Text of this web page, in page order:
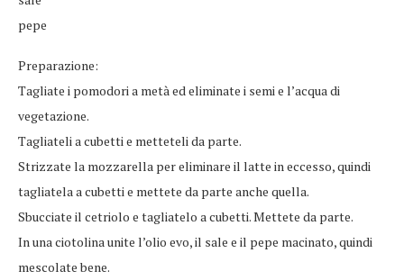
pepe
Preparazione:
Tagliate i pomodori a metà ed eliminate i semi e l’acqua di
vegetazione.
Tagliateli a cubetti e metteteli da parte.
Strizzate la mozzarella per eliminare il latte in eccesso, quindi
tagliatela a cubetti e mettete da parte anche quella.
Sbucciate il cetriolo e tagliatelo a cubetti. Mettete da parte.
In una ciotolina unite l’olio evo, il sale e il pepe macinato, quindi
mescolate bene.